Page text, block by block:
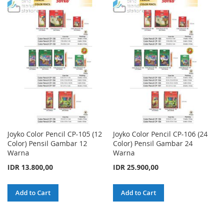
TO
WISH
TO
COMPARE
TO
WISH
TO
COMPARE
Joyko Color Pencil CP-105 (12
Color) Pensil Gambar 12
Warna
IDR 13.800,00
Add to Cart
Joyko Color Pencil CP-106 (24
Color) Pensil Gambar 24
Warna
IDR 25.900,00
Add to Cart